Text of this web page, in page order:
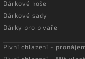
Dárkové koše
Dárkové sady
Dárky pro pivaře
Pivní chlazení - pronájem